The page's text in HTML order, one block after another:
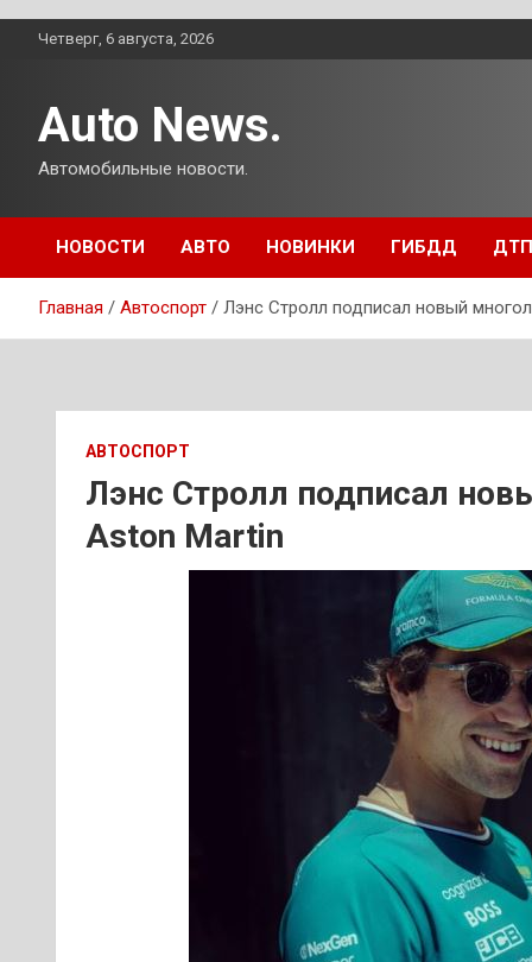
ПерейтиЧетверг, 6 августа, 2026
Auto News.
Автомобильные новости.
НОВОСТИ АВТО НОВИНКИ ГИБДД ДТП
Главная Автоспорт Лэнс Стролл подписал новый
АВТОСПОРТ
Лэнс Стролл подписал
Aston Martin